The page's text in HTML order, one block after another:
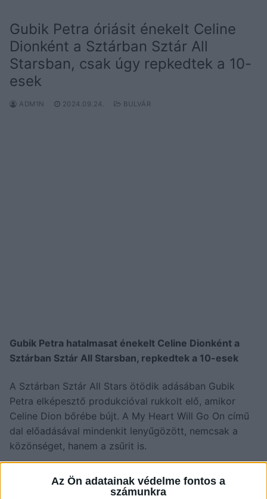
Az Ön adatainak védelme fontos a
számunkra
Gubik Petra óriásit énekelt Celine
Dionként a Sztárban Sztár All
Starsban, csak úgy repkedtek a 10-
esek
ADM1N 2024.09.24. BULVÁR
Gubik Petra hatalmasat énekelt Celine Dionként a
Sztárban Sztár All Starsban, repkedtek a 10-esek
A Sztárban Sztár All Stars ötödik adásában Gubik
Petra elképesztő produkcióval rukkolt elő, amikor
Celine Dion bőrébe bújt. A My Heart Will Go On című
dal előadásával mindenkit lenyűgözött, nemcsak a
közönséget, hanem a zsűrit is.